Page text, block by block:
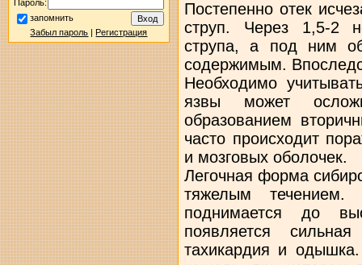
Пароль:
запомнить
Забыл пароль |Регистрация
Постепенно отек
струп. Через 1,5-2
струпа, а под ним
содержимым.
Необходимо
язвы может
образованием
часто происходит
и мозговых оболочек.
Легочная форма
тяжелым течением.
поднимается до
появляется
тахикардия и